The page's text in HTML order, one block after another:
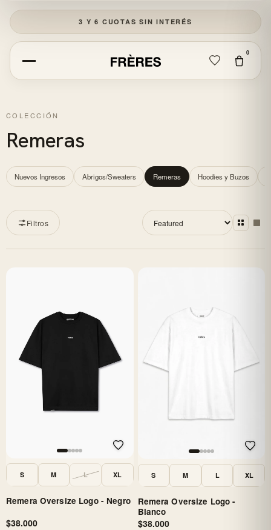
3 Y 6 CUOTAS SIN INTERÉS
0
Empezá a escribir para ver resultados.
COLECCIÓN
Remeras
Nuevos Ingresos Abrigos/Sweaters Remeras Hoodies y Buzos
Filtros
S M L XL
Remera Oversize Logo - Negro
$38.000
S M L XL
Remera Oversize Logo -
Blanco
$38.000